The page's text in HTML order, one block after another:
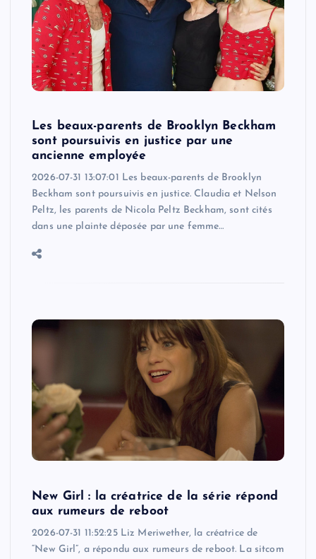
Les beaux-parents de Brooklyn Beckham
sont poursuivis en justice par une
ancienne employée
2026-07-31 13:07:01 Les beaux-parents de Brooklyn
Beckham sont poursuivis en justice. Claudia et Nelson
Peltz, les parents de Nicola Peltz Beckham, sont cités
dans une plainte déposée par une femme…
New Girl : la créatrice de la série répond
aux rumeurs de reboot
2026-07-31 11:52:25 Liz Meriwether, la créatrice de
“New Girl”, a répondu aux rumeurs de reboot. La sitcom